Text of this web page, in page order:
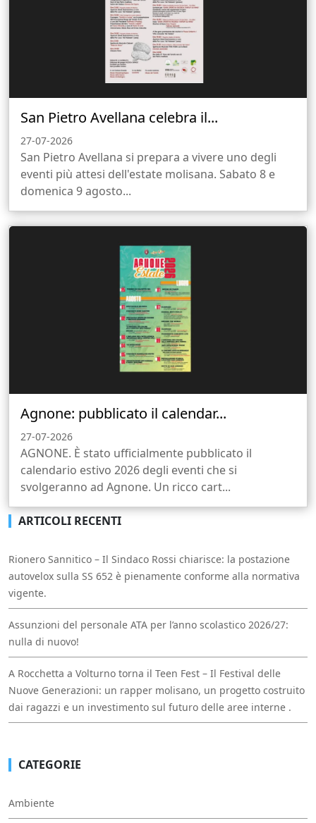
San Pietro Avellana celebra il...
27-07-2026
San Pietro Avellana si prepara a vivere uno degli
eventi più attesi dell'estate molisana. Sabato 8 e
domenica 9 agosto...
Agnone: pubblicato il calendar...
27-07-2026
AGNONE. È stato ufficialmente pubblicato il
calendario estivo 2026 degli eventi che si
svolgeranno ad Agnone. Un ricco cart...
ARTICOLI RECENTI
Rionero Sannitico – Il Sindaco Rossi chiarisce: la postazione
autovelox sulla SS 652 è pienamente conforme alla normativa
vigente.
Assunzioni del personale ATA per l’anno scolastico 2026/27:
nulla di nuovo!
A Rocchetta a Volturno torna il Teen Fest – Il Festival delle
Nuove Generazioni: un rapper molisano, un progetto costruito
dai ragazzi e un investimento sul futuro delle aree interne .
CATEGORIE
Ambiente